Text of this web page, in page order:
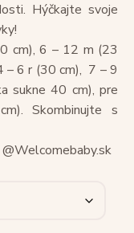
Hýčkajte svoje
cm), 6 – 12 m (23
– 6 r (30 cm), 7 – 9
sukne 40 cm), pre
Skombinujte s